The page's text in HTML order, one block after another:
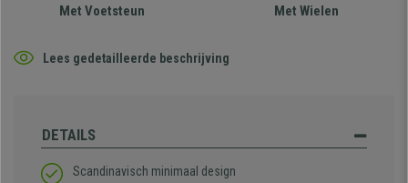
Met Voetsteun Met Wielen
Lees gedetailleerde beschrijving
DETAILS
Scandinavisch minimaal design